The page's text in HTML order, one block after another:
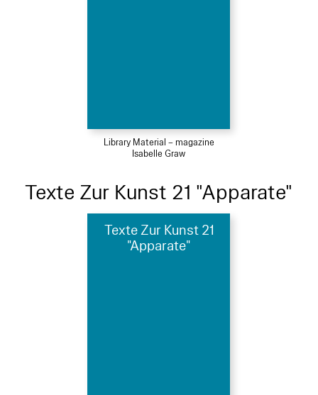
Library Material – magazine
Isabelle Graw
Texte Zur Kunst 21 "Apparate"
Texte Zur Kunst 21
"Apparate"